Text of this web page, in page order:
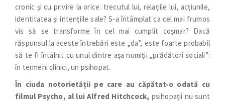
cronic și cu privire la orice: trecutul lui, relațiile lui, acțiunile,
identitatea și intențiile sale? S-a întâmplat ca cel mai frumos
vis să se transforme în cel mai cumplit coșmar? Dacă
răspunsul la aceste întrebări este „da”, este foarte probabil
să te fi întâlnit cu unul dintre așa numiții „prădători sociali”:
în termeni clinici, un psihopat.
În ciuda notorietății pe care au căpătat-o odată cu
filmul Psycho, al lui Alfred Hitchcock, psihopații nu sunt